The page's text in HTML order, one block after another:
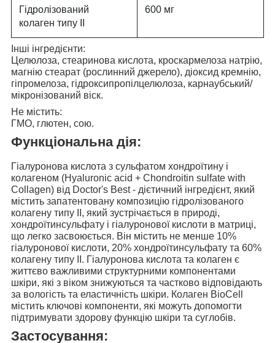
Гідролізований
колаген типу II
600 мг
Інші інгредієнти:
Целюлоза, стеаринова кислота, кроскармелоза натрію,
магнію стеарат (рослинний джерело), діоксид кремнію,
гіпромелоза, гідроксипропілцелюлоза, карнаубський/
мікронізований віск.
Не містить:
ГМО, глютен, сою.
Функціональна дія:
Гіалуронова кислота з сульфатом хондроїтину і
колагеном (Hyaluronic acid + Chondroitin sulfate with
Collagen) від Doctor's Best- дієтичний інгредієнт, який
містить запатентовану композицію гідролізованого
колагену типу II, який зустрічається в природі,
хондроїтинсульфату і гіалуронової кислоти в матриці,
що легко засвоюється. Він містить не менше 10%
гіалуронової кислоти, 20% хондроїтинсульфату та 60%
колагену типу II. Гіалуронова кислота та колаген є
життєво важливими структурними компонентами
шкіри, які з віком знижуються та частково відповідають
за вологість та еластичність шкіри. Колаген BioCell
містить ключові компоненти, які можуть допомогти
підтримувати здорову функцію шкіри та суглобів.
Застосування: